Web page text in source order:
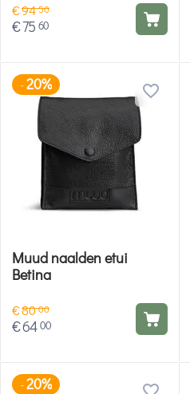
€9450
€75 60
-20%
Muud naalden etui
Betina
€8000
€6400
-20%